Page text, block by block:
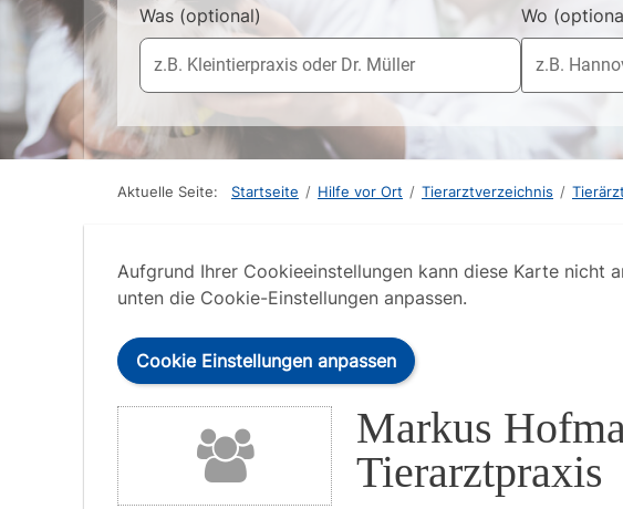
Was (optional) Wo
Aktuelle Seite: Startseite / Hilfe vor Ort / Tierarztverzeichnis /
Aufgrund Ihrer Cookieeinstellungen kann diese Karte nicht
unten die Cookie-Einstellungen anpassen.
Cookie Einstellungen anpassen
Markus
Tierarztpraxis